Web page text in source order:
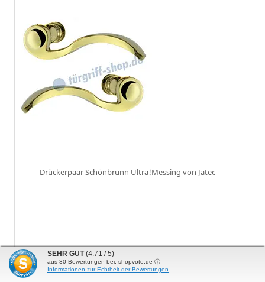
Drückerpaar Schönbrunn Ultra!Messing von Jatec
173,10 €
SEHR GUT (4.71 / 5)
aus 30 Bewertungen bei: shopvote.de ⓘ
Informationen zur Echtheit der Bewertungen